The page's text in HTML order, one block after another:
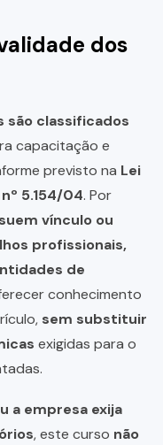
dos
são classificados
capacitação e
previsto na Lei
5.154/04. Por
vínculo ou
profissionais,
de
conhecimento
sem substituir
exigidas para o
a empresa exija
, este curso não